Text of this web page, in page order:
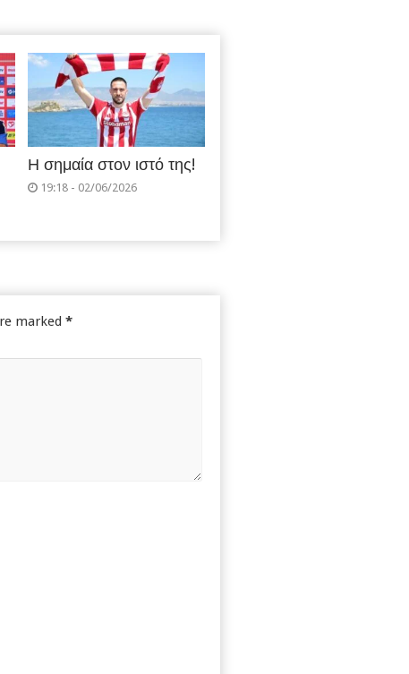
Η σημαία στον ιστό της!
19:18 - 02/06/2026
marked *